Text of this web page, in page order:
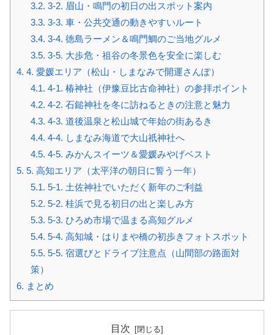
3.2. 3-2. 眉山・鳴門の初日の出スポット案内
3.3. 3-3. 車・公共交通の動きやすいルート
3.4. 3-4. 徳島ラーメン＆鳴門鯛のご当地グルメ
3.5. 3-5. 大歩危・祖谷の冬景色を安全に楽しむ
4. 4. 愛媛エリア（松山・しまなみで開運さんぽ）
4.1. 4-1. 椿神社（伊豫豆比古命神社）の参拝ポイント
4.2. 4-2. 石鎚神社を冬に訪ねるときの注意と魅力
4.3. 4-3. 道後温泉と松山城で年始の街あるき
4.4. 4-4. しまなみ海道で大山祇神社へ
4.5. 4-5. みかんスイーツ＆愛媛みやげベスト
5. 5. 高知エリア（太平洋の朝日に誓う一年）
5.1. 5-1. 土佐神社でいただく新年のご利益
5.2. 5-2. 桂浜で見る初日の出と楽しみ方
5.3. 5-3. ひろめ市場で温まる高知グルメ
5.4. 5-4. 高知城・はりまや橋の初歩きフォトスポット
5.5. 5-5. 宿選びとドライブ注意点（山間部の路面対
策）
6. まとめ
目次